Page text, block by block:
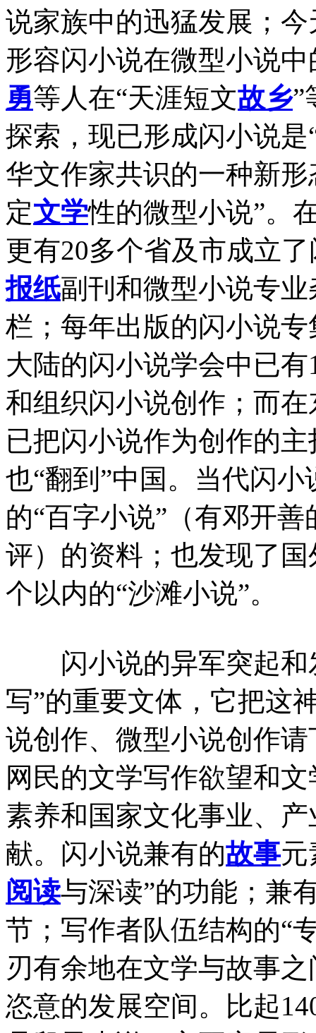
说家族中的迅猛发展；
形容闪小说在微型小说
勇等人在“天涯短文故乡”
探索，现已形成闪小说
华文作家共识的一种新
定文学性的微型小说”。
更有20多个省及市成立
报纸副刊和微型小说专
栏；每年出版的闪小说
大陆的闪小说学会中已
和组织闪小说创作；而
已把闪小说作为创作的
也“翻到”中国。当代闪
的“百字小说”（有邓开
评）的资料；也发现了
个以内的“沙滩小说”。
闪小说的异军突起和
写”的重要文体，它把这
说创作、微型小说创作
网民的文学写作欲望和
素养和国家文化事业、
献。闪小说兼有的故事元
阅读与深读”的功能；兼
节；写作者队伍结构的
刃有余地在文学与故事
恣意的发展空间。比起